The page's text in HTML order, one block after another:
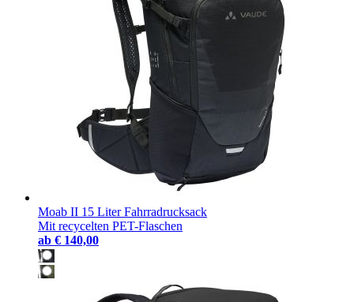
Moab II 15 Liter Fahrradrucksack
Mit recycelten PET-Flaschen
ab € 140,00